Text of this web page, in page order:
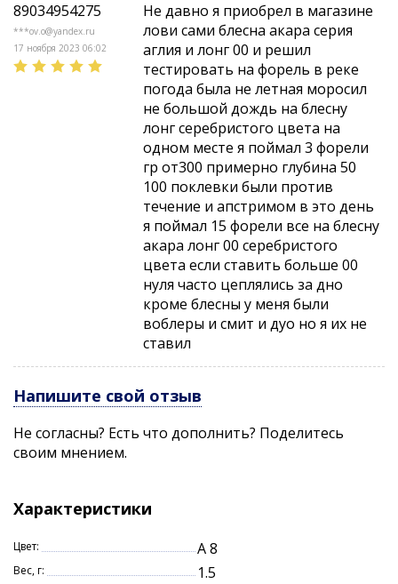
89034954275
***ov.o@yandex.ru
17 ноября 2023 06:02
Не давно я приобрел в магазине
лови сами блесна акара серия
аглия и лонг 00 и решил
тестировать на форель в реке
погода была не летная моросил
не большой дождь на блесну
лонг серебристого цвета на
одном месте я поймал 3 форели
гр от300 примерно глубина 50
100 поклевки были против
течение и апстримом в это день
я поймал 15 форели все на блесну
акара лонг 00 серебристого
цвета если ставить больше 00
нуля часто цеплялись за дно
кроме блесны у меня были
воблеры и смит и дуо но я их не
ставил
Напишите свой отзыв
Не согласны? Есть что дополнить? Поделитесь
своим мнением.
Характеристики
Цвет: A 8
Вес, г: 1.5